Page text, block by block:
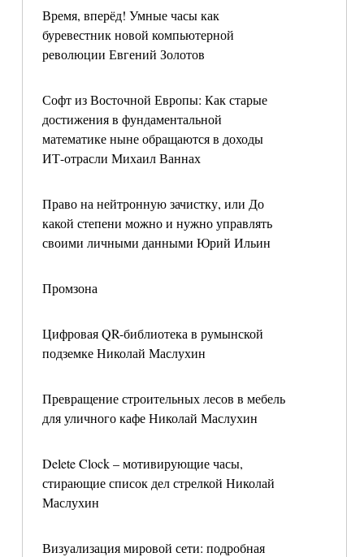
Время, вперёд! Умные часы как
буревестник новой компьютерной
революции Евгений Золотов
Софт из Восточной Европы: Как старые
достижения в фундаментальной
математике ныне обращаются в доходы
ИТ-отрасли Михаил Ваннах
Право на нейтронную зачистку, или До
какой степени можно и нужно управлять
своими личными данными Юрий Ильин
Промзона
Цифровая QR-библиотека в румынской
подземке Николай Маслухин
Превращение строительных лесов в мебель
для уличного кафе Николай Маслухин
Delete Clock – мотивирующие часы,
стирающие список дел стрелкой Николай
Маслухин
Визуализация мировой сети: подробная